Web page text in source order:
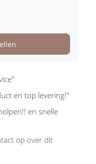
en top levering!"
en snelle
op over dit